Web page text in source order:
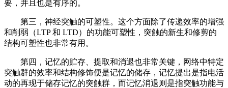
要，并且也是有序的。
第三，神经突触的可塑性。这个方面除了传递效率的增强
和削弱（LTP 和 LTD）的功能可塑性，突触的新生和修剪的
结构可塑性也非常有用。
第四，记忆的贮存、提取和消退也非常关键，网络中特定
突触群的效率和结构修饰便是记忆的储存，记忆提出是指电活
动的再现于储存记忆的突触群，而记忆消退则是指突触功能与